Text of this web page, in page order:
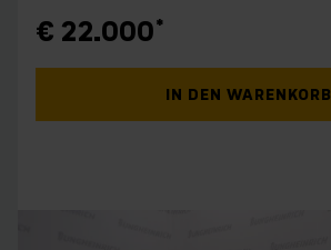
€ 22.000
IN DEN WARENKORB